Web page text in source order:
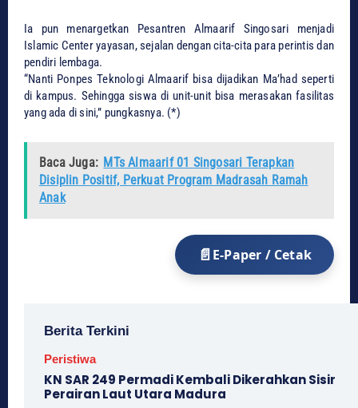
Ia pun menargetkan Pesantren Almaarif Singosari menjadi
Islamic Center yayasan, sejalan dengan cita-cita para perintis dan
pendiri lembaga.
“Nanti Ponpes Teknologi Almaarif bisa dijadikan Ma’had seperti
di kampus. Sehingga siswa di unit-unit bisa merasakan fasilitas
yang ada di sini,” pungkasnya. (*)
Baca Juga: MTs Almaarif 01 Singosari Terapkan
Disiplin Positif, Perkuat Program Madrasah Ramah
Anak
E-Paper / Cetak
Berita Terkini
Peristiwa
KN SAR 249 Permadi Kembali Dikerahkan Sisir
Perairan Laut Utara Madura